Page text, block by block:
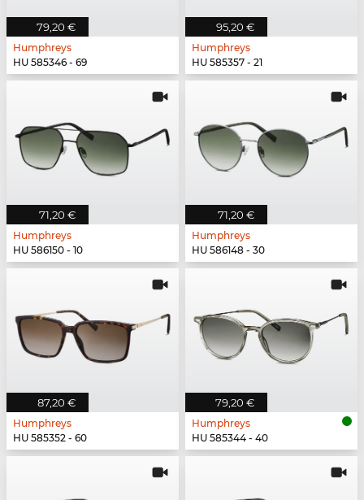
79,20 €
Humphreys
HU 585346 - 69
95,20 €
Humphreys
HU 585357 - 21
71,20 €
Humphreys
HU 586150 - 10
71,20 €
Humphreys
HU 586148 - 30
87,20 €
Humphreys
HU 585352 - 60
79,20 €
Humphreys
HU 585344 - 40